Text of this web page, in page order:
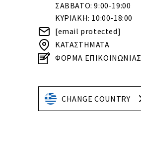
ΣΑΒΒΑΤΟ: 9:00-19:00
ΚΥΡΙΑΚΗ: 10:00-18:00
[email protected]
ΚΑΤΑΣΤΗΜΑΤΑ
ΦΟΡΜΑ ΕΠΙΚΟΙΝΩΝΙΑΣ
CHANGE COUNTRY